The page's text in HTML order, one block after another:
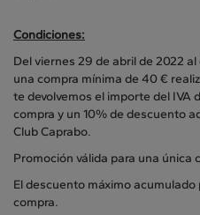
Condiciones:
Del viernes 29 de abril de 2022
una compra mínima de 40 €
te devolvemos el importe del IVA
compra y un 10% de descuento
Club Caprabo.
Promoción válida para una única
El descuento máximo
compra.